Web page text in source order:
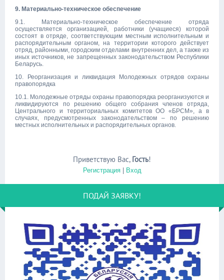
9. Материально-техническое обеспечение
9.1. Материально-техническое обеспечение отряда
осуществляется организацией, работники (учащиеся) которой
состоят в отряде, соответствующим местным исполнительным и
распорядительным органом, на территории которого действует
отряд, районными, городским отделами внутренних дел, а также из
иных источников, не запрещенных законодательством Республики
Беларусь.
10. Реорганизация и ликвидация Молодежных отрядов охраны
правопорядка
10.1. Молодежные отряды охраны правопорядка реорганизуются и
ликвидируются по решению общего собрания членов отряда,
Центрального и территориальных комитетов ОО «БРСМ», а в
случаях, предусмотренных законодательством – по решению
местных исполнительных и распорядительных органов.
Приветствую Вас, Гость!
Регистрация| Вход
ПОДАЙ ЗАЯВКУ!